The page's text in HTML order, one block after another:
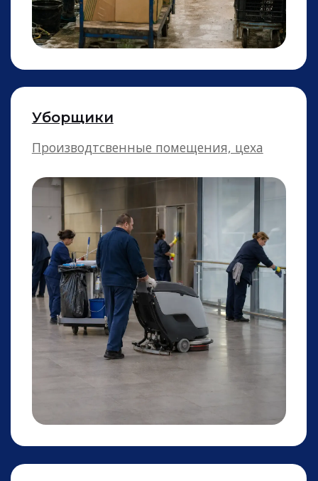
Получите стоимость
часа рабочих в 2-х
Нажимая на кнопку «Получить», вы даёте
согласие на обработку персональных данных и
соглашаетесь c политикой конфиденциальности
+7
Получить